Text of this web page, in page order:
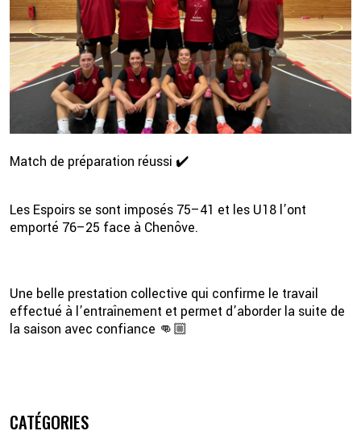
💦
Match de préparation réussi ✔️
Les Espoirs se sont imposés 75–41 et les U18 l’ont
emporté 76–25 face à Chenôve.
Une belle prestation collective qui confirme le travail
effectué à l’entraînement et permet d’aborder la suite de
la saison avec confiance 👊🏼
CATÉGORIES